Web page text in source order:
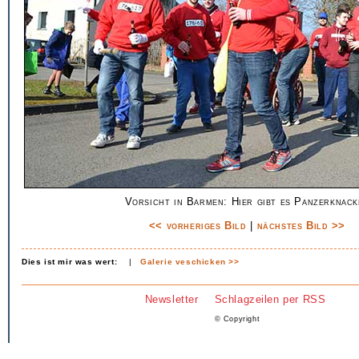
Vorsicht in Barmen: Hier gibt es
<< vorheriges Bild
nächstes Bild >>
Dies ist mir was wert: |Galerie veschicken >>
Newsletter Schlagzeilen per RSS
© Copyright